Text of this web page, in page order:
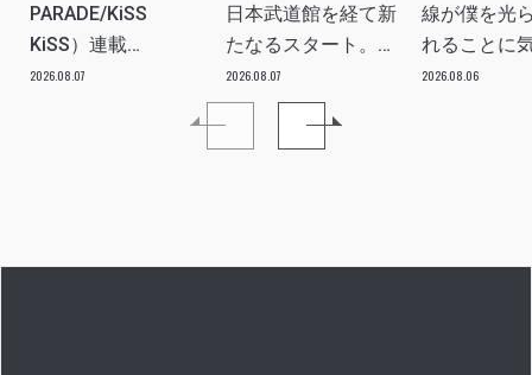
PARADE/KiSS
KiSS）連載
vol.113「読者からの
質問”のんちゃんはラ
2026.08.07
日本武道館を経て新
たなるスタート。
≒JOYにしかない魅
力を磨いていきた
2026.08.07
線が僕を光
れることに
た」
2026.08.06